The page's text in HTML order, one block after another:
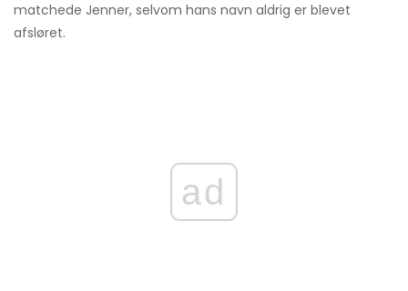
matchede Jenner, selvom hans navn aldrig er blevet
afsløret.
ad